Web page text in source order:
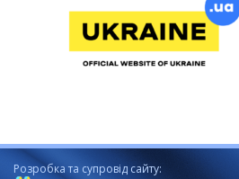
Розробка та супровід сайту: